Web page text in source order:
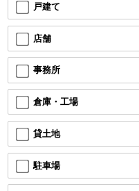
戸建て
店舗
事務所
倉庫・工場
貸土地
駐車場